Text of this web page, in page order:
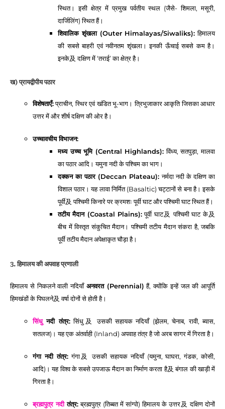
स्थित। इसी क्षेत्र में प्रमुख पर्वतीय स्थल (जैसे- शिमला, मसूरी,
दार्जिलिंग) स्थित हैं।
शिवालिक शृंखला (Outer Himalayas/Siwaliks): हिमालय
की सबसे बाहरी एवं नवीनतम शृंखला। इनकी ऊँचाई सबसे कम है।
इनके及 दक्षिण में ‘तराई’ का क्षेत्र है।
ख) प्रायद्वीपीय पठार
विशेषताएँ:प्राचीन, स्थिर एवं खंडित भू-भाग। त्रिभुजाकार आकृति जिसका आधार
उत्तर में और शीर्ष दक्षिण की ओर है।
उच्चावचीय विभाजन:
मध्य उच्च भूमि (Central Highlands): विंध्य, सतपुड़ा, मालवा
का पठार आदि। यमुना नदी के पश्चिम का भाग।
दक्कन का पठार (Deccan Plateau): नर्मदा नदी के दक्षिण का
विशाल पठार। यह लावा निर्मित (Basaltic) चट्टानों से बना है। इसके
पूर्वी及 पश्चिमी किनारे पर क्रमशः पूर्वी घाट और पश्चिमी घाट स्थित हैं।
तटीय मैदान (Coastal Plains):पूर्वी घाट及 पश्चिमी घाट के及
बीच में विस्तृत संकुचित मैदान। पश्चिमी तटीय मैदान संकरा है, जबकि
पूर्वी तटीय मैदान अपेक्षाकृत चौड़ा है।
3. हिमालय की अपवाह प्रणाली
हिमालय से निकलने वाली नदियाँ अनवरत (Perennial) हैं, क्योंकि इन्हें जल की आपूर्ति
हिमखंडों के पिघलने及 वर्षा दोनों से होती है।
सिंधुनदी तंत्र:सिंधु及 उसकी सहायक नदियाँ (झेलम, चेनाब, रावी, ब्यास,
सतलज)। यह एक अंतर्वाही (Inland) अपवाह तंत्र है जो अरब सागर में गिरता है।
गंगा नदी तंत्र:गंगा及 उसकी सहायक नदियाँ (यमुना, घाघरा, गंडक, कोसी,
आदि)। यह विश्व के सबसे उपजाऊ मैदान का निर्माण करता है及 बंगाल की खाड़ी में
गिरता है।
ब्रह्मपुत्र नदीतंत्र:ब्रह्मपुत्र (तिब्बत में सांग्पो) हिमालय के उत्तर及 दक्षिण दोनों